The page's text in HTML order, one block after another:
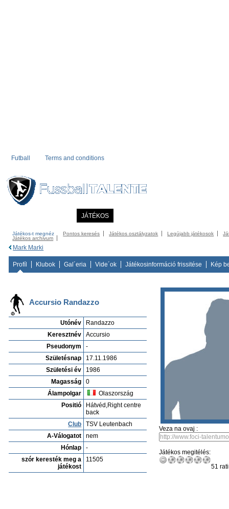
Futball Terms and conditions
JÁTÉKOS
Játékos-t megnéz Pontos keresés Játékos osztályzatok Legújabb játékosok
Játékos archivum
Mark Marki
Profíl Klubok Gal´eria Vide´ok Játékosinformáció frissitése Kép
Accursio Randazzo
Utónév
Randazzo
Keresztnév
Accursio
Pseudonym
-
Születésnap
17.11.1986
Születési év
1986
Magasság
0
Álampolgar
Olaszország
Positió
Hátvéd,Right centre
back
Club
TSV Leutenbach
A-Válogatot
nem
Hónlap
-
szór keresték meg a
játékost
11505
Veza na ovaj :
Játékos megitélés:
51